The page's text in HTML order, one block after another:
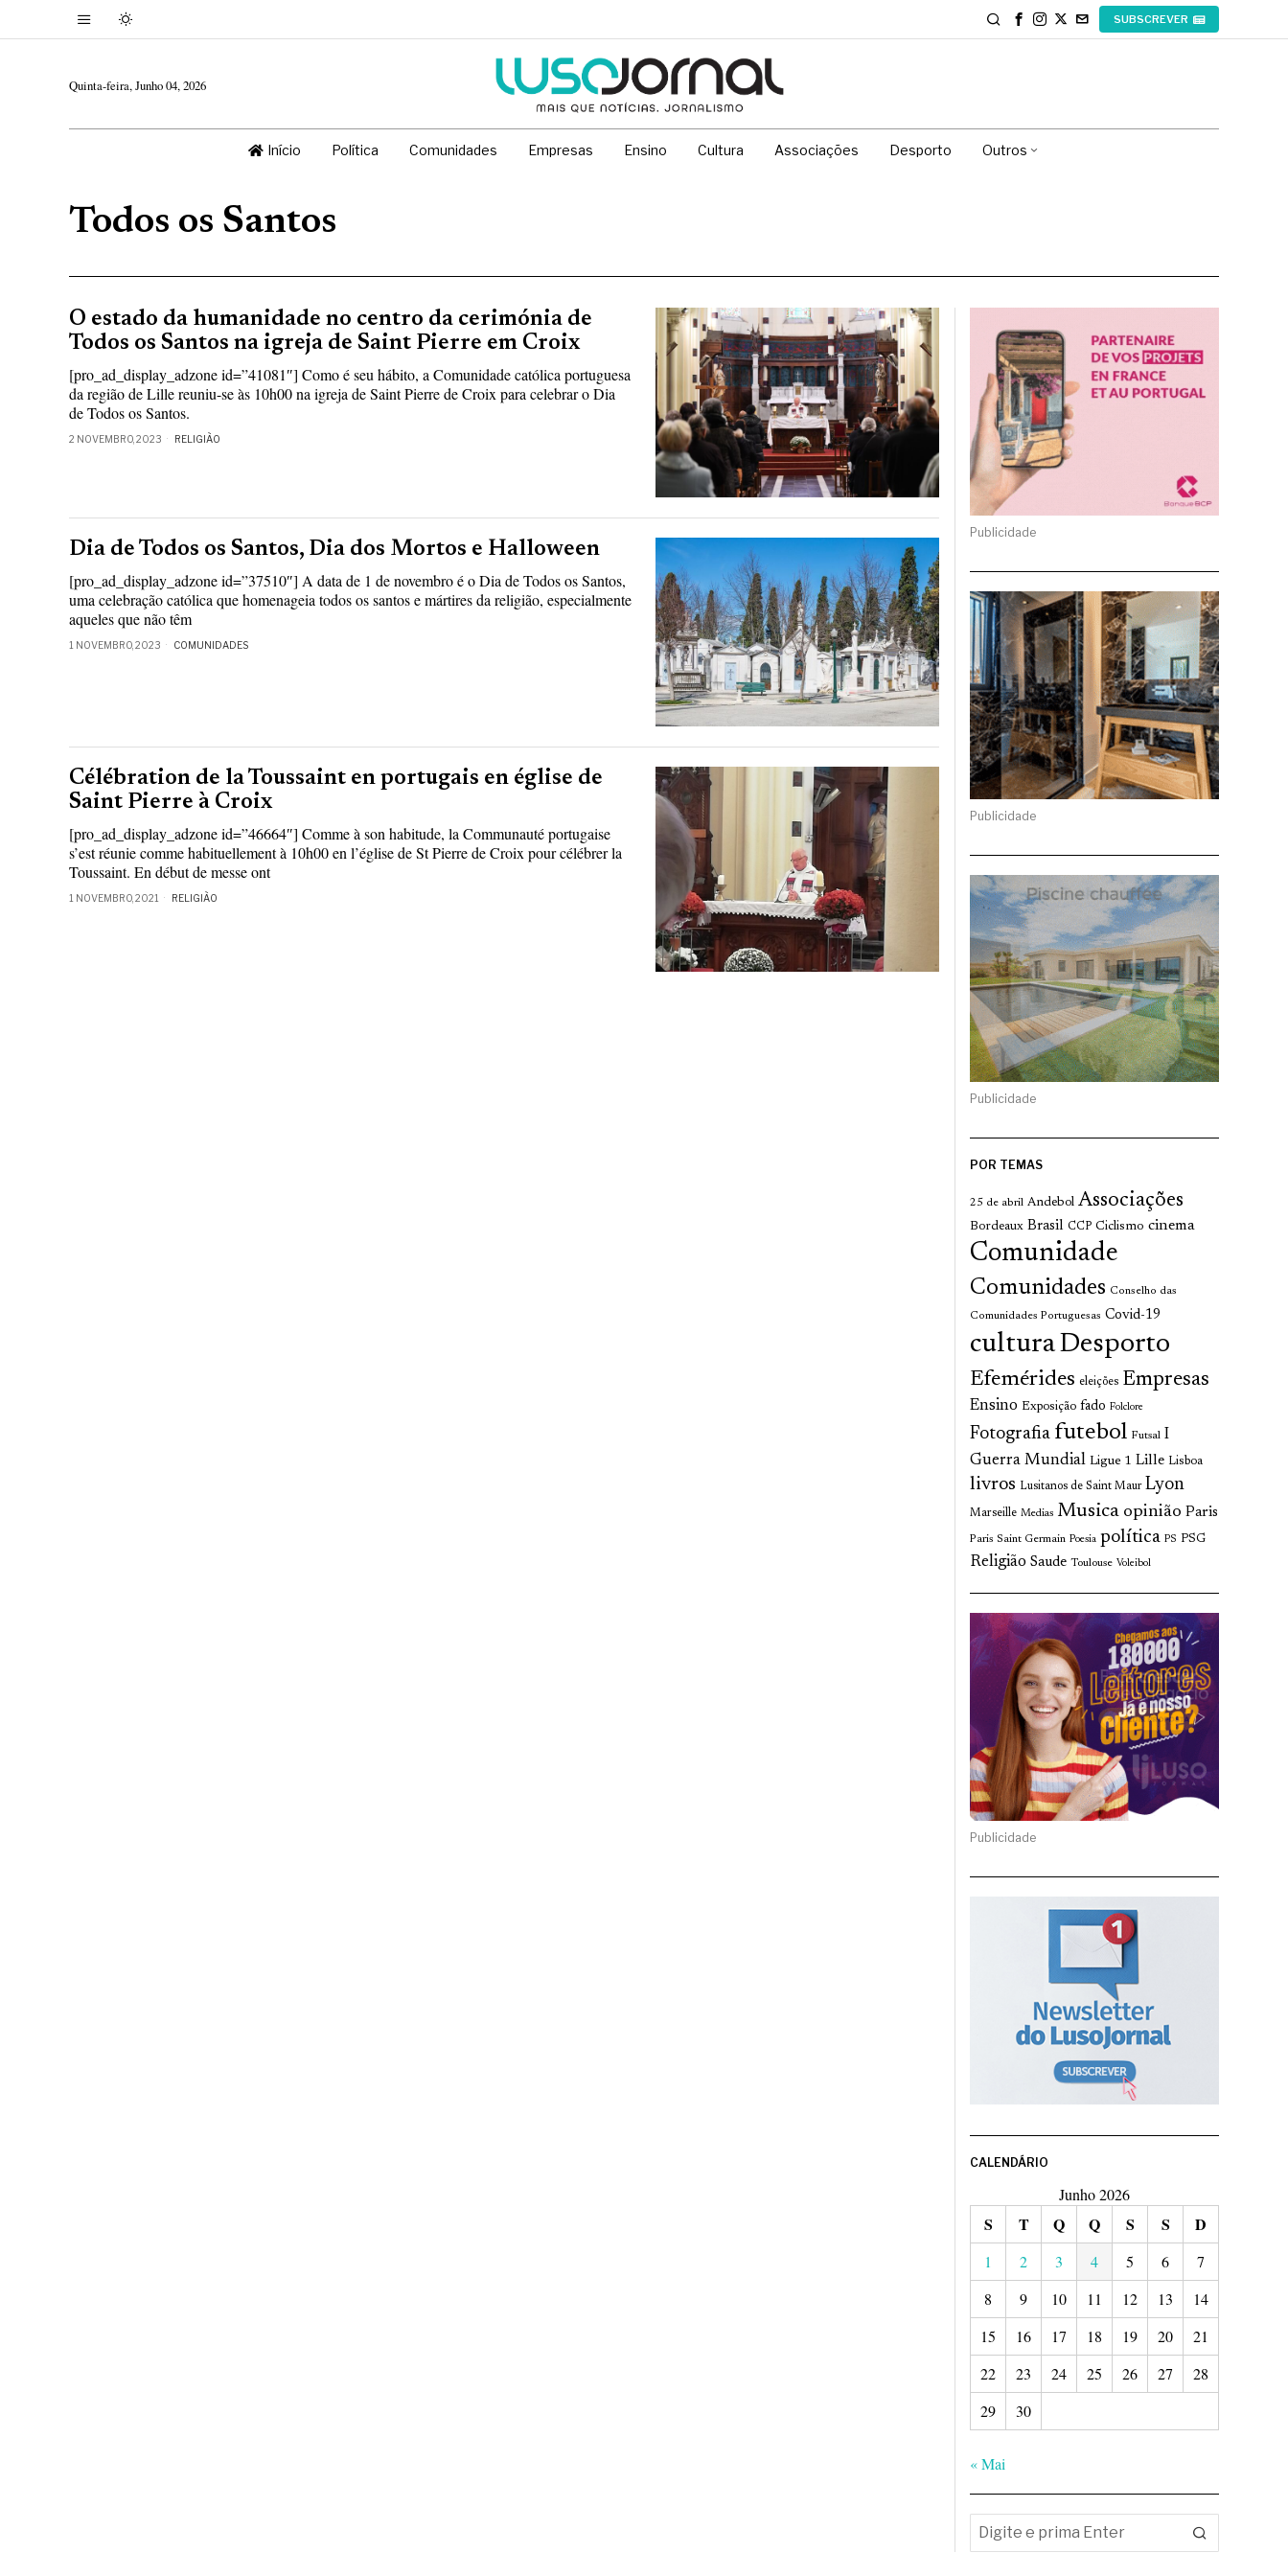
SUBSCREVER
Quinta-feira, Junho 04, 2026
Início Política Comunidades Empresas Ensino Cultura Associações Desporto Outros
Todos os Santos
O estado da humanidade no centro da cerimónia de
Todos os Santos na igreja de Saint Pierre em Croix
[pro_ad_display_adzone id=”41081″] Como é seu hábito, a Comunidade católica portuguesa
da região de Lille reuniu-se às 10h00 na igreja de Saint Pierre de Croix para celebrar o Dia
de Todos os Santos.
2 NOVEMBRO, 2023 RELIGIÃO
Dia de Todos os Santos, Dia dos Mortos e Halloween
[pro_ad_display_adzone id=”37510″] A data de 1 de novembro é o Dia de Todos os Santos,
uma celebração católica que homenageia todos os santos e mártires da religião, especialmente
aqueles que não têm
1 NOVEMBRO, 2023 COMUNIDADES
Célébration de la Toussaint en portugais en église de
Saint Pierre à Croix
[pro_ad_display_adzone id=”46664″] Comme à son habitude, la Communauté portugaise
s’est réunie comme habituellement à 10h00 en l’église de St Pierre de Croix pour célébrer la
Toussaint. En début de messe ont
1 NOVEMBRO, 2021 RELIGIÃO
Publicidade
Publicidade
Publicidade
POR TEMAS
25 de abril Andebol Associações
Bordeaux Brasil CCP Ciclismo cinema
Comunidade
Comunidades Conselho das
Comunidades Portuguesas Covid-19
culturaDesporto
Efemérides eleições Empresas
Ensino Exposição fado Folclore
Fotografia futebol Futsal I
Guerra Mundial Ligue 1 Lille Lisboa
livros Lusitanos de Saint Maur Lyon
Marseille Medias Musica opinião Paris
Paris Saint Germain Poesia política PS PSG
Religião Saude Toulouse Voleibol
Publicidade
CALENDÁRIO
Junho 2026
S T Q Q S S D
1 2 3 4 5 6
7
8
9 10 11 12 13
14
15
16 17 18 19 20
21
22
23 24 25 26 27
28
29
30
« Mai